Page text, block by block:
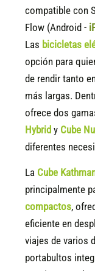
compatible con
Flow (Android -
Las bicicletas
opción para
de rendir tanto
más largas.
ofrece dos
Hybrid y Cube
diferentes
La Cube
principalmente
compactos,
eficiente en
viajes de varios
portabultos